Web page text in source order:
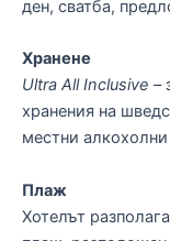
ден, сватба,
Хранене
Ultra All Inclusive –
хранения на
местни
Плаж
Хотелът